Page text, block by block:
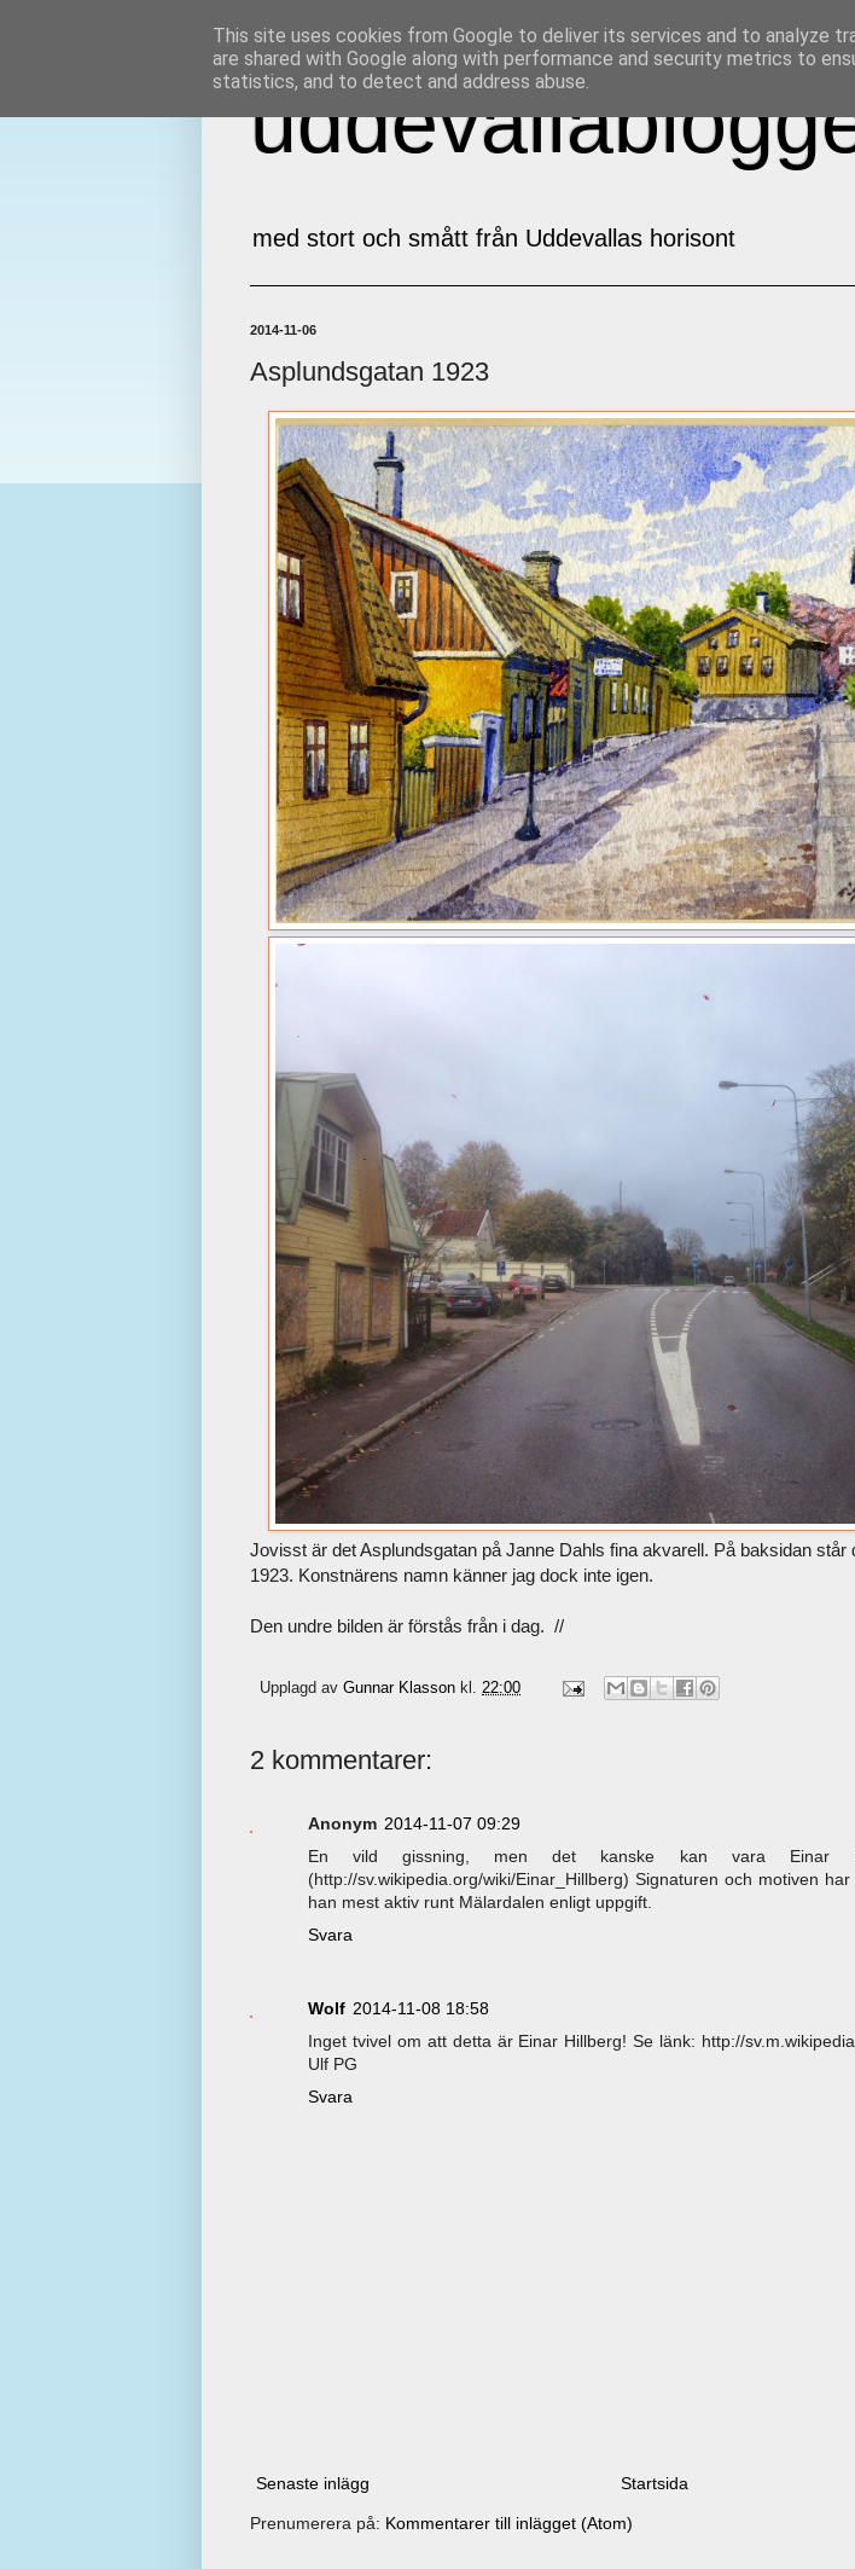
med stort och smått från Uddevallas horisont
2014-11-06
Asplundsgatan 1923
Jovisst är det Asplundsgatan på Janne Dahls fina akvarell. På baksidan står
1923. Konstnärens namn känner jag dock inte igen.
Den undre bilden är förstås från i dag. //
Upplagd av Gunnar Klasson kl. 22:00
2 kommentarer:
Anonym 2014-11-07 09:29
En vild gissning, men det kanske kan vara Einar
(http://sv.wikipedia.org/wiki/Einar_Hillberg) Signaturen och motiven
han mest aktiv runt Mälardalen enligt uppgift.
Svara
Wolf 2014-11-08 18:58
Inget tvivel om att detta är Einar Hillberg! Se länk: http://
Ulf PG
Svara
Senaste inlägg Startsida
Prenumerera på: Kommentarer till inlägget (Atom)
This site uses cookies from Google to deliver its services and to analyze
are shared with Google along with performance and security metrics to
statistics, and to detect and address abuse.